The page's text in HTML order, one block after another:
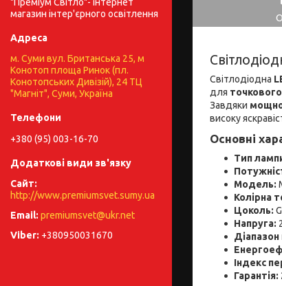
Світлодіодна
для
Завдяки
високу
Основні
Тип
Модель:
Колірна
Цоколь:
Напруга:
Діапазон
Індекс
Гарантія:
магазин інтер'єрного освітлення
м. Суми вул. Британська 25, м
Конотоп площа Ринок (пл.
Конотопських Дивізій), 24 ТЦ
"Магніт", Суми, Україна
+380 (95) 003-16-70
http://www.premiumsvet.sumy.ua
premiumsvet@ukr.net
+380950031670